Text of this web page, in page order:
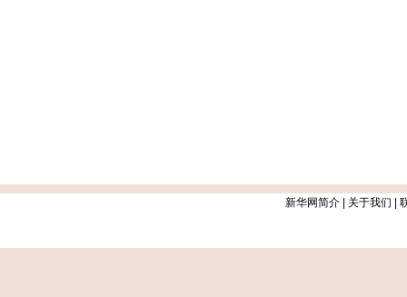
新华网简介 关于我们